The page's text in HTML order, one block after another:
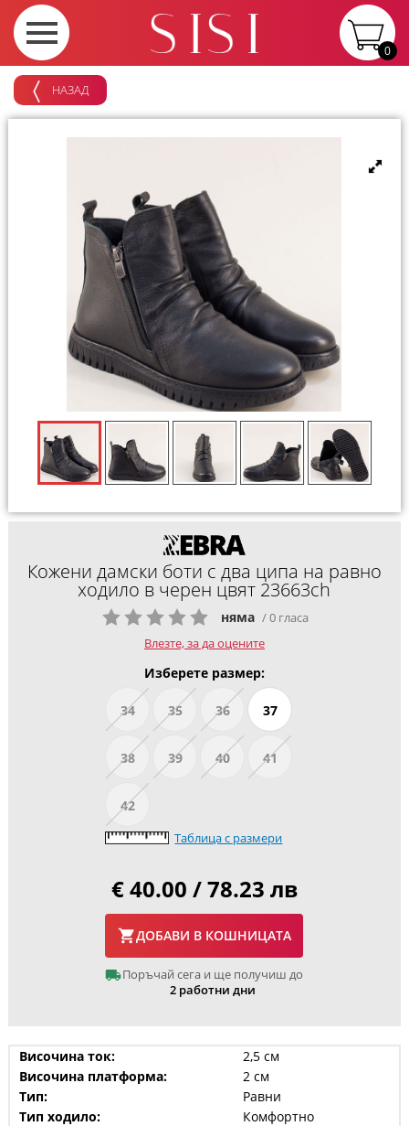
0
НАЗАД
Кожени дамски боти с два ципа на равно
ходило в черен цвят 23663ch
няма / 0 гласа
Влезте, за да оцените
Изберете размер:
34 35 36 37
38 39 40 41
42
Таблица с размери
€ 40.00 / 78.23 лв
ДОБАВИ В КОШНИЦАТА
Поръчай сега и ще получиш до
2 работни дни
Височина ток:
2,5 см
Височина платформа:
2 см
Тип:
Равни
Тип ходило:
Комфортно